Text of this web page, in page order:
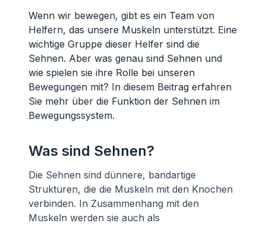
Wenn wir bewegen, gibt es ein Team von
Helfern, das unsere Muskeln unterstützt. Eine
wichtige Gruppe dieser Helfer sind die
Sehnen. Aber was genau sind Sehnen und
wie spielen sie ihre Rolle bei unseren
Bewegungen mit? In diesem Beitrag erfahren
Sie mehr über die Funktion der Sehnen im
Bewegungssystem.
Was sind Sehnen?
Die Sehnen sind dünnere, bandartige
Strukturen, die die Muskeln mit den Knochen
verbinden. In Zusammenhang mit den
Muskeln werden sie auch als